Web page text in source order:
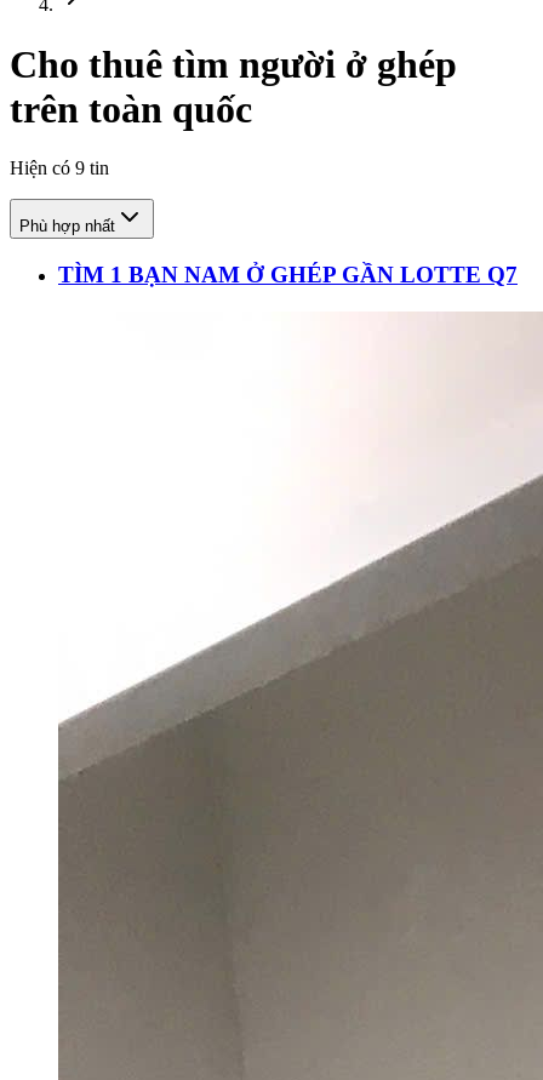
Cho thuê tìm người ở ghép
trên toàn quốc
Hiện có 9 tin
Phù hợp nhất
TÌM 1 BẠN NAM Ở GHÉP GẦN LOTTE Q7